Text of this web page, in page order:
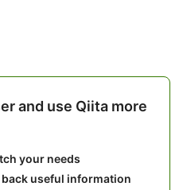
and use Qiita more
your needs
useful information